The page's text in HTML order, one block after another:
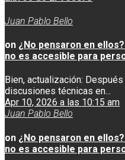
Juan Pablo Bello
on ¿No pensaron en
no es accesible para
Bien, actualización:
discusiones técnicas en...
Apr 10, 2026 a las 10:15 am
Juan Pablo Bello
on ¿No pensaron en
no es accesible para